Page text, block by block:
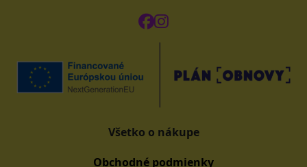
Všetko o nákupe
Obchodné podmienky